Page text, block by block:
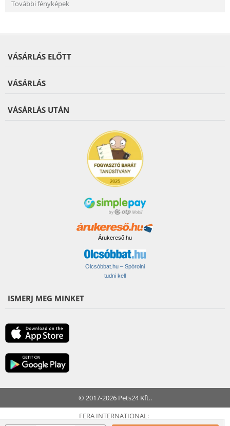
További fényképek
VÁSÁRLÁS ELŐTT
VÁSÁRLÁS
VÁSÁRLÁS UTÁN
Árukereső.hu
Olcsóbbat.hu – Spórolni
tudni kell
ISMERJ MEG MINKET
© 2017-2026 Pets24 Kft..
FERA INTERNATIONAL: